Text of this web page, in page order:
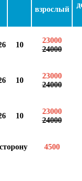
взрослый
10
23000
24000
10
23000
24000
10
23000
24000
4500